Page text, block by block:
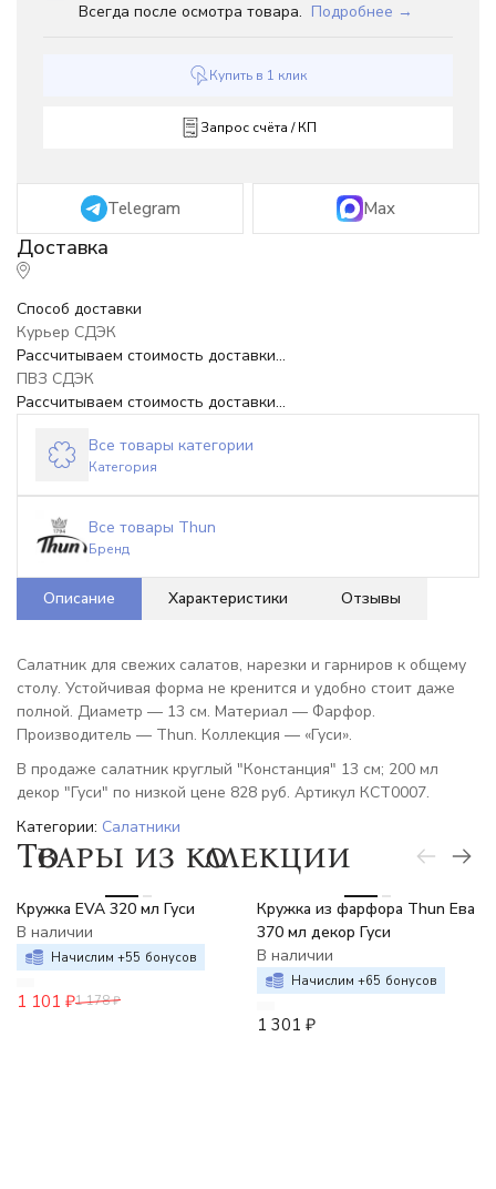
Всегда после осмотра товара. Подробнее →
Купить в 1 клик
Запрос счёта / КП
Telegram Max
Способ доставки
Курьер СДЭК
Рассчитываем стоимость доставки...
ПВЗ СДЭК
Рассчитываем стоимость доставки...
Все товары категории
Категория
Все товары Thun
Бренд
Описание Характеристики Отзывы
Салатник для свежих салатов, нарезки и гарниров к общему
столу. Устойчивая форма не кренится и удобно стоит даже
полной. Диаметр — 13 см. Материал — Фарфор.
Производитель — Thun. Коллекция — «Гуси».
В продаже салатник круглый "Констанция" 13 см; 200 мл
декор "Гуси" по низкой цене 828 руб. Артикул КСТ0007.
Категории: Салатники
Товары из коллекции
Кружка EVA 320 мл Гуси
В наличии
Начислим +55 бонусов
1 101 ₽1 178 ₽
Кружка из фарфора Thun Ева
370 мл декор Гуси
В наличии
Начислим +65 бонусов
1 301 ₽